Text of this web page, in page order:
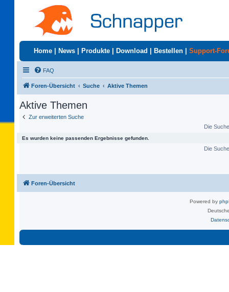
Home News Produkte Download Bestellen Support-
FAQ
Foren-Übersicht Suche Aktive Themen
Aktive Themen
Zur erweiterten Suche
Die
Es wurden keine passenden Ergebnisse gefunden.
Die
Foren-Übersicht
Powered by